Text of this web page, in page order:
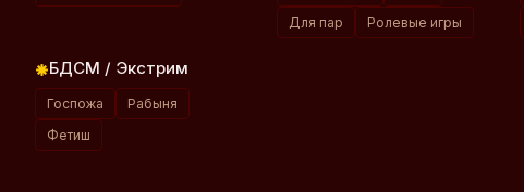
Для пар
Ролевые игры
БДСМ / Экстрим
Госпожа
Рабыня
Фетиш